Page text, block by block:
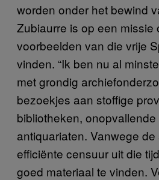
worden onder het bewind
Zubiaurre is op een missie
voorbeelden van die vrije
vinden. “Ik ben nu al
met grondig
bezoekjes aan stoffige
bibliotheken,
antiquariaten. Vanwege
efficiënte censuur uit die
goed materiaal te vinden.